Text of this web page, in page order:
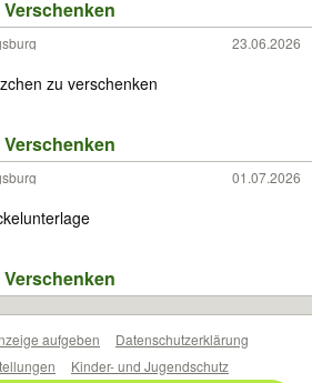
Verschenken
23.06.2026
zu verschenken
Verschenken
01.07.2026
Verschenken
aufgeben
Datenschutzerklärung
Kinder- und Jugendschutz